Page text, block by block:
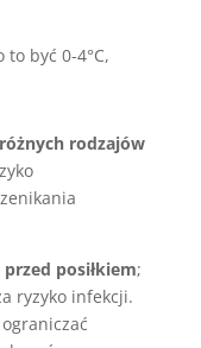
być 0-4°C,
rodzajów
posiłkiem;
ryzyko infekcji.